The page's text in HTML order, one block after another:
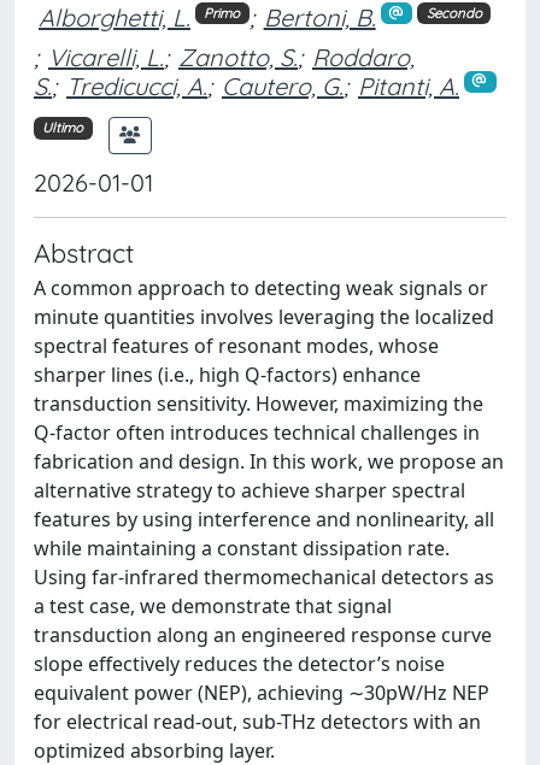
Alborghetti, L. Primo ; Bertoni, B. Secondo
; Vicarelli, L.; Zanotto, S.; Roddaro,
S.; Tredicucci, A.; Cautero, G.; Pitanti, A.
Ultimo
2026-01-01
Abstract
A common approach to detecting weak signals or
minute quantities involves leveraging the localized
spectral features of resonant modes, whose
sharper lines (i.e., high Q-factors) enhance
transduction sensitivity. However, maximizing the
Q-factor often introduces technical challenges in
fabrication and design. In this work, we propose an
alternative strategy to achieve sharper spectral
features by using interference and nonlinearity, all
while maintaining a constant dissipation rate.
Using far-infrared thermomechanical detectors as
a test case, we demonstrate that signal
transduction along an engineered response curve
slope effectively reduces the detector’s noise
equivalent power (NEP), achieving ∼30pW/Hz NEP
for electrical read-out, sub-THz detectors with an
optimized absorbing layer.